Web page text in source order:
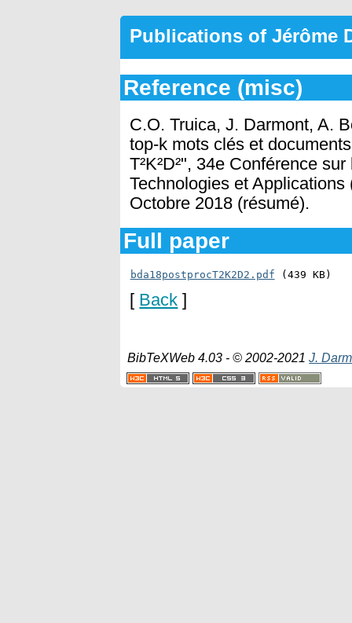
Publications of Jérôme
Reference (misc)
C.O. Truica, J. Darmont, A.
top-k mots clés et
T²K²D²", 34e Conférence
Technologies et
Octobre 2018 (résumé).
Full paper
bda18postprocT2K2D2.pdf (439 KB)
[ Back ]
BibTeXWeb 4.03 - © 2002-2021J.